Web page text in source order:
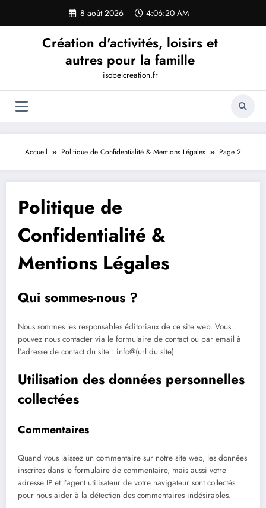
contenu
8 août 2026 4:06:20 AM
Création d'activités, loisirs et
autres pour la famille
isobelcreation.fr
Accueil Politique de Confidentialité & Mentions Légales Page 2
Politique de
Confidentialité &
Mentions Légales
Qui sommes-nous ?
Nous sommes les responsables éditoriaux de ce site web. Vous
pouvez nous contacter via le formulaire de contact ou par email à
l’adresse de contact du site : info@(url du site)
Utilisation des données personnelles
collectées
Commentaires
Quand vous laissez un commentaire sur notre site web, les données
inscrites dans le formulaire de commentaire, mais aussi votre
adresse IP et l’agent utilisateur de votre navigateur sont collectés
pour nous aider à la détection des commentaires indésirables.